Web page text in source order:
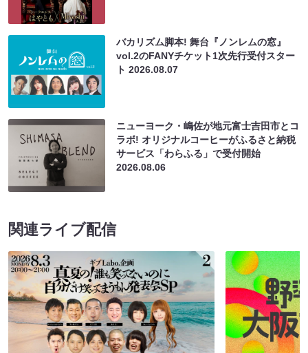
バカリズム脚本! 舞台『ノンレムの窓』
vol.2のFANYチケット1次先行受付スター
ト2026.08.07
ニューヨーク・嶋佐が地元富士吉田市とコ
ラボ! オリジナルコーヒーがふるさと納税
サービス「わらふる」で受付開始
2026.08.06
関連ライブ配信